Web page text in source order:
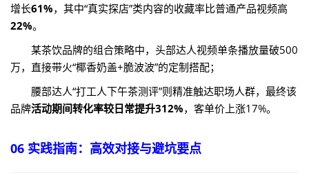
增长61%，其中“真实探店”类内容的收藏率比普通产品视频高
22%。
某茶饮品牌的组合策略中，头部达人视频单条播放量破500
万，直接带火“椰香奶盖+脆波波”的定制搭配；
腰部达人“打工人下午茶测评”则精准触达职场人群，最终该
品牌活动期间转化率较日常提升312%，客单价上涨17%。
06 实践指南：高效对接与避坑要点